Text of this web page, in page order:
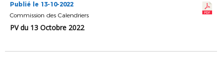
Publié le 13-10-2022
Commission des Calendriers
PV du 13 Octobre 2022